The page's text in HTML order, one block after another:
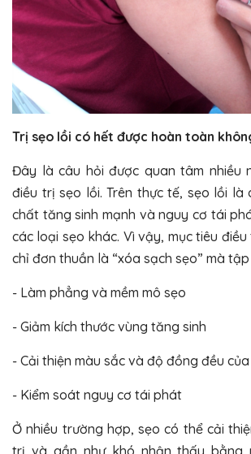
Trị sẹo lồi có hết được hoàn toàn
Đây là câu hỏi được quan tâm nhiều
điều trị sẹo lồi.Trên thực tế, sẹo lồi là
chất tăng sinh mạnh và nguy cơ tái
các loại sẹo khác. Vì vậy, mục tiêu
chỉ đơn thuần là “xóa sạch sẹo” mà
- Làm phẳng và mềm mô sẹo
- Giảm kích thước vùng tăng sinh
- Cải thiện màu sắc và độ đồng đều
- Kiểm soát nguy cơ tái phát
Ở nhiều trường hợp, sẹo có thể cải